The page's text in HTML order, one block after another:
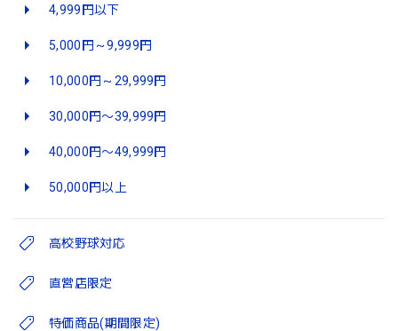
4,999円以下
5,000円～9,999円
10,000円～29,999円
30,000円〜39,999円
40,000円〜49,999円
50,000円以上
高校野球対応
直営店限定
特価商品(期間限定)